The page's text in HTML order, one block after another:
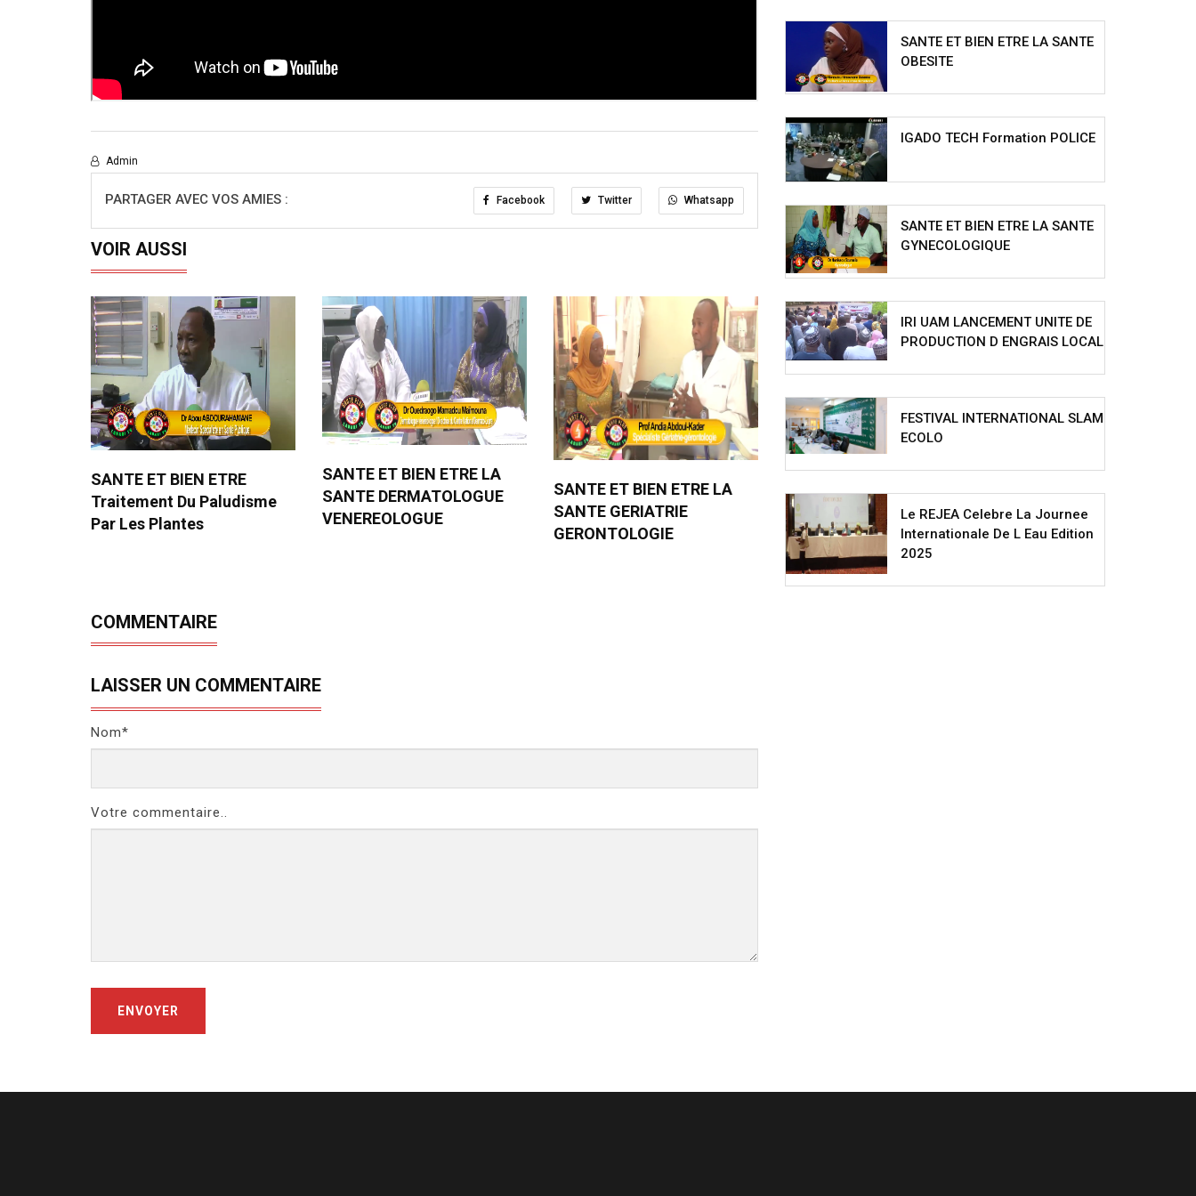
Admin
PARTAGER AVEC VOS AMIES : Facebook Twitter Whatsapp
VOIR AUSSI
SANTE ET BIEN ETRE
Traitement Du Paludisme
Par Les Plantes
SANTE ET BIEN ETRE LA
SANTE DERMATOLOGUE
VENEREOLOGUE
SANTE ET BIEN ETRE LA
SANTE GERIATRIE
GERONTOLOGIE
COMMENTAIRE
LAISSER UN COMMENTAIRE
Nom*
Votre commentaire..
ENVOYER
SANTE ET BIEN ETRE LA SANTE
OBESITE
IGADO TECH Formation POLICE
SANTE ET BIEN ETRE LA SANTE
GYNECOLOGIQUE
IRI UAM LANCEMENT UNITE DE
PRODUCTION D ENGRAIS LOCAL
FESTIVAL INTERNATIONAL SLAM
ECOLO
Le REJEA Celebre La Journee
Internationale De L Eau Edition
2025